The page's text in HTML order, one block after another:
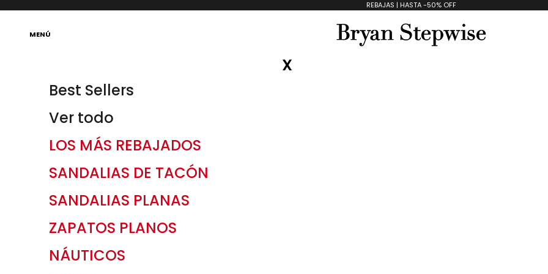
REBAJAS | HASTA -50% OFF
Bryan Stepwise
Abrir menú de navegación
MENÚ
Best Sellers
Ver todo
LOS MÁS REBAJADOS
SANDALIAS DE TACÓN
SANDALIAS PLANAS
ZAPATOS PLANOS
NÁUTICOS